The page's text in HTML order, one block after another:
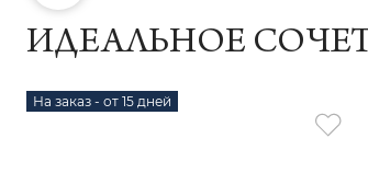
ИДЕАЛЬНОЕ
На заказ - от 15 дней